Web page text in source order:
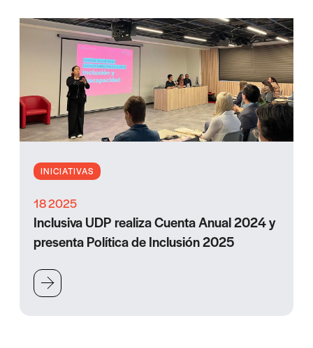
INICIATIVAS
18 2025
Inclusiva UDP realiza Cuenta Anual 2024 y
presenta Política de Inclusión 2025